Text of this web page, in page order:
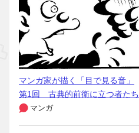
マンガ家が描く「目で見る音」
第1回 古典的前衛に立つ者たち
マンガ